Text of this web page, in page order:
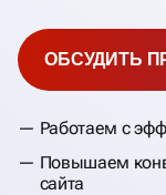
Работаем с
Повышаем
сайта
ОБСУДИТЬ